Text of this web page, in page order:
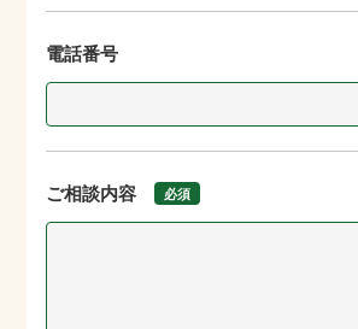
電話番号
ご相談内容 必須